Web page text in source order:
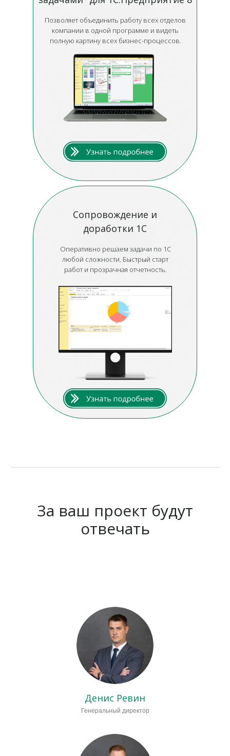
Позволяет объединить работу всех отделов
компании в одной программе и видеть
полную картину всех бизнес-процессов.
Сопровождение и
доработки 1С
Оперативно решаем задачи по 1С
любой сложности. Быстрый старт
работ и прозрачная отчетность.
За ваш проект будут
отвечать
Генеральный директор
Денис Ревин